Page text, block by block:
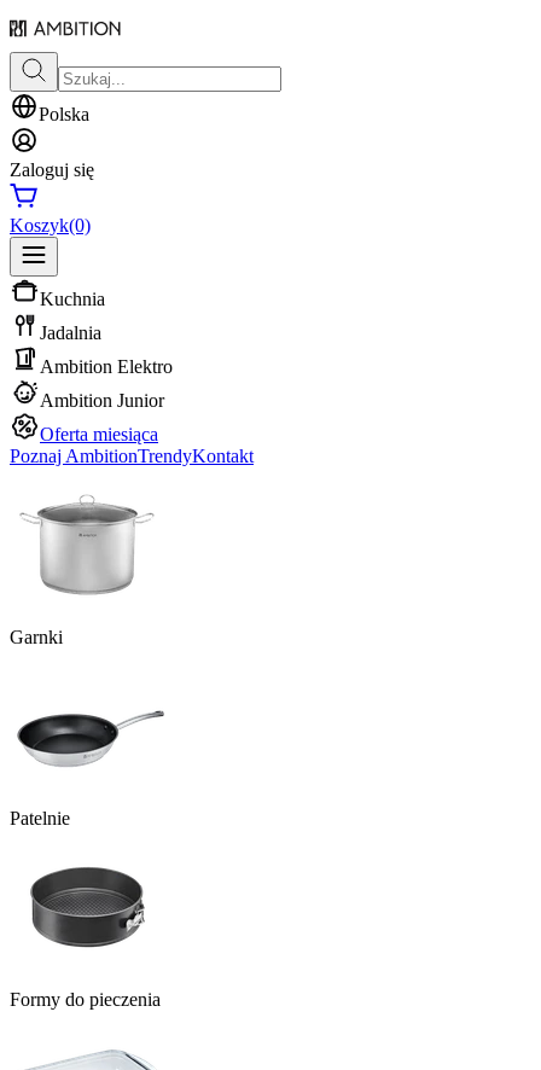
Polska
Zaloguj się
Koszyk(0)
Kuchnia
Jadalnia
Ambition Elektro
Ambition Junior
Oferta miesiąca
Poznaj AmbitionTrendyKontakt
Garnki
Patelnie
Formy do pieczenia